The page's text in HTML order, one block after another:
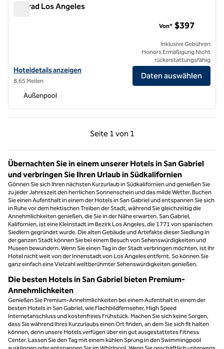
Conrad Los Angeles
Hoteldetails für das Conrad Los Angeles anzeigen
Hoteldetails anzeigen
8,65 Meilen
Von* $397
Inklusive Gebühren
Honors Ermäßigung Nicht
rückerstattungsfähig
Daten auswählen
Außenpool
Seite 1 von 1
Vorherige Seite, 1 von 1
Seite 1 von 1
Übernachten Sie in einem unserer Hotels in San Gabriel
und verbringen Sie Ihren Urlaub in Südkalifornien
Gönnen Sie sich Ihren nächsten Kurzurlaub in Südkalifornien und genießen Sie
zu jeder Jahreszeit den herrlichen Sonnenschein und das milde Wetter. Buchen
Sie einen Aufenthalt in einem der Hotels in San Gabriel und entspannen Sie sich
in Ruhe vor dem hektischen Treiben der Stadt, während Sie gleichzeitig die
Annehmlichkeiten genießen, die Sie in der Nähe erwarten. San Gabriel,
Kalifornien, ist eine Kleinstadt im Bezirk Los Angeles, die 1771 von spanischen
Siedlern gegründet wurde. Die alten Gebäude und Artefakte dieser Siedlung in
der ganzen Stadt können Sie bei einem Besuch von Sehenswürdigkeiten und
Museen bewundern. Wenn Sie einen Tag in der Stadt verbringen möchten, ist Ihr
Hotel nicht weit von der Innenstadt von Los Angeles entfernt. So können Sie
ganz einfach eine Vielzahl weltberühmter Sehenswürdigkeiten genießen.
Die besten Hotels in San Gabriel bieten Premium-
Annehmlichkeiten
Genießen Sie Premium-Annehmlichkeiten bei einem Aufenthalt in einem der
besten Hotels in San Gabriel, wie Flachbildfernseher, High Speed
Internetanschluss und kostenfreies Frühstück. Machen Sie sich keine Sorgen,
dass Sie während Ihres Kurzurlaubs einen Ort finden, an dem Sie sich fit halten
können, denn unsere Hotels verfügen über ein gut ausgestattetes Fitness
Center. Lassen Sie den Tag mit einem kühlen Sprung in den Swimmingpool